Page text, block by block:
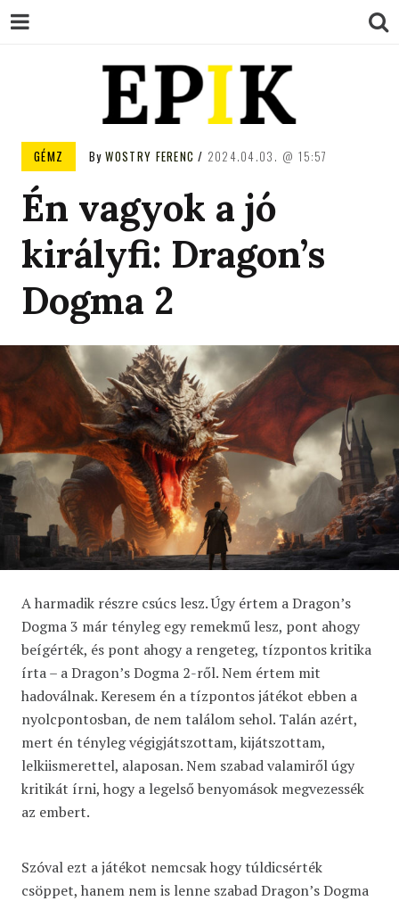
EPIK
GÉMZ ByWOSTRY FERENC 2024.04.03. 15:57
Én vagyok a jó
királyfi: Dragon’s
Dogma 2
A harmadik részre csúcs lesz. Úgy értem a Dragon’s
Dogma 3 már tényleg egy remekmű lesz, pont ahogy
beígérték, és pont ahogy a rengeteg, tízpontos kritika
írta – a Dragon’s Dogma 2-ről. Nem értem mit
hadoválnak. Keresem én a tízpontos játékot ebben a
nyolcpontosban, de nem találom sehol. Talán azért,
mert én tényleg végigjátszottam, kijátszottam,
lelkiismerettel, alaposan. Nem szabad valamiről úgy
kritikát írni, hogy a legelső benyomások megvezessék
az embert.
Szóval ezt a játékot nemcsak hogy túldicsérték
csöppet, hanem nem is lenne szabad Dragon’s Dogma